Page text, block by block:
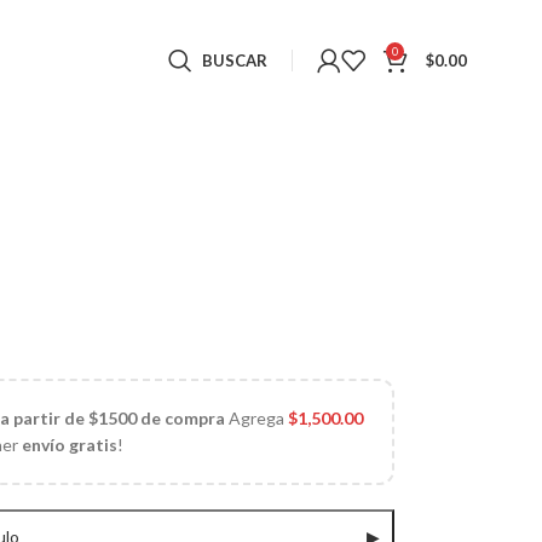
BUSCAR 0 $0.00
partir de $1500 de compra Agrega$1,500.00
envío gratis!
▶